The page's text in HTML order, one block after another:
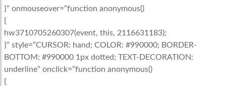
}” onmouseover=”function anonymous()
{
hw3710705260307(event, this, 2116631183);
}” style=”CURSOR: hand; COLOR: #990000; BORDER-
BOTTOM: #990000 1px dotted; TEXT-DECORATION:
underline” onclick=”function anonymous()
{